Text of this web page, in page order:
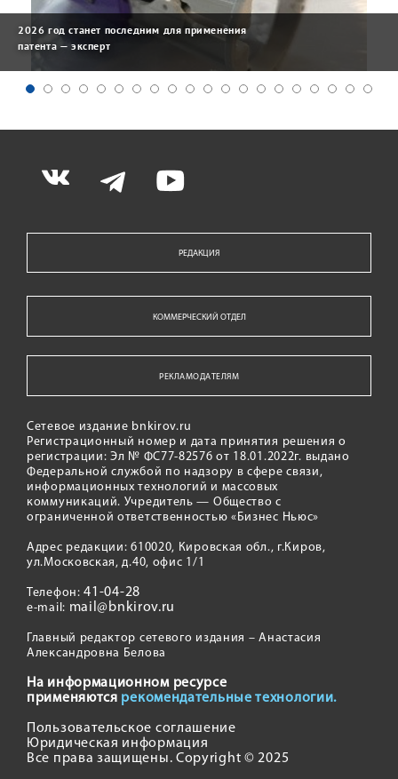
2026 год станет последним для применения
патента — эксперт
РЕДАКЦИЯ
КОММЕРЧЕСКИЙ ОТДЕЛ
РЕКЛАМОДАТЕЛЯМ
Сетевое издание bnkirov.ru
Регистрационный номер и дата принятия решения о
регистрации: Эл № ФС77-82576 от 18.01.2022г. выдано
Федеральной службой по надзору в сфере связи,
информационных технологий и массовых
коммуникаций. Учредитель — Общество с
ограниченной ответственностью «Бизнес Ньюс»
Адрес редакции: 610020, Кировская обл., г.Киров,
ул.Московская, д.40, офис 1/1
Телефон:41-04-28
e-mail: mail@bnkirov.ru
Главный редактор сетевого издания – Анастасия
Александровна Белова
На информационном ресурсе
применяются рекомендательные технологии.
Пользовательское соглашение
Юридическая информация
Все права защищены. Copyright © 2025